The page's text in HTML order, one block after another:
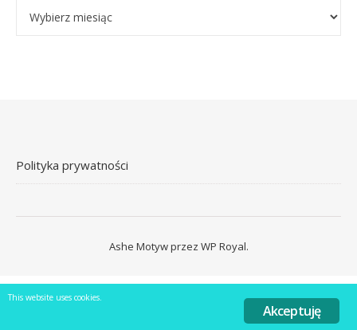
Polityka prywatności
Ashe Motyw przez WP Royal.
Akceptuję
This website uses cookies.